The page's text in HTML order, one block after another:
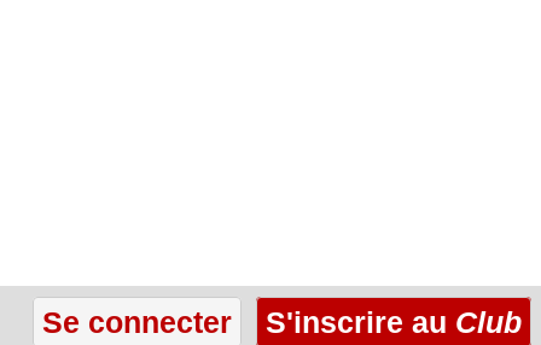
Se connecter S'inscrire au Club